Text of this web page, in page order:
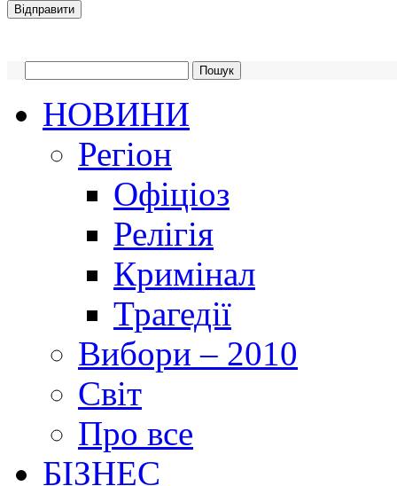
НОВИНИ
Регіон
Офіціоз
Релігія
Кримінал
Трагедії
Вибори – 2010
Світ
Про все
БІЗНЕС